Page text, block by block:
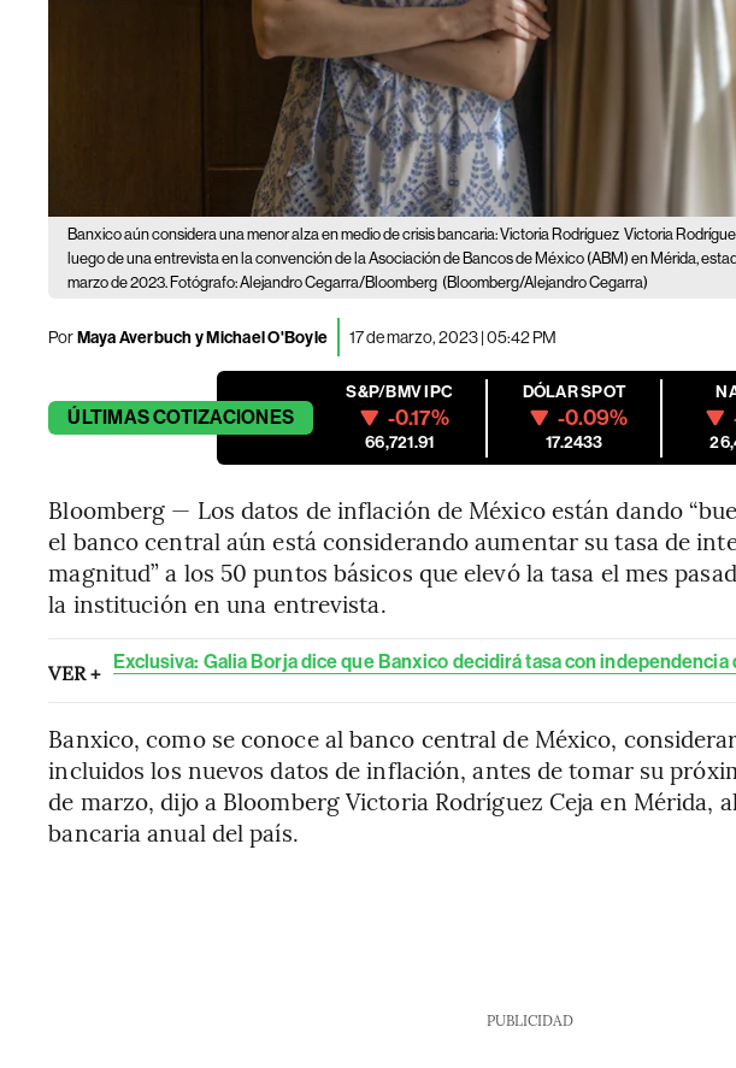
Banxico aún considera una menor alza en medio de crisis bancaria: Victoria Rodríguez Victoria
luego de una entrevista en la convención de la Asociación de Bancos de México (ABM) en Mérida,
marzo de 2023. Fotógrafo: Alejandro Cegarra/Bloomberg (Bloomberg/Alejandro Cegarra)
PorMaya Averbuch y Michael O'Boyle 17 de marzo, 2023 | 05:42 PM
ÚLTIMASCOTIZACIONES
S&P/BMV IPC
-0.17%
66,721.91
DÓLAR SPOT
-0.09%
17.2433
Bloomberg — Los datos de inflación de México están dando
el banco central aún está considerando aumentar su tasa de
magnitud” a los 50 puntos básicos que elevó la tasa el mes
la institución en una entrevista.
VER + Exclusiva: Galia Borja dice que Banxico decidirá tasa con independencia
Banxico, como se conoce al banco central de México,
incluidos los nuevos datos de inflación, antes de tomar su
de marzo, dijo a Bloomberg Victoria Rodríguez Ceja en Mérida,
bancaria anual del país.
PUBLICIDAD